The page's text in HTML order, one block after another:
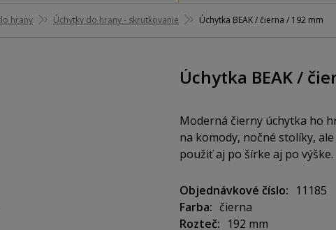
hrany Úchytky do hrany - skrutkovanie Úchytka BEAK / čierna / 192 mm
Úchytka BEAK /
Moderná čierny úchytka ho
na komody, nočné stolíky,
použiť aj po šírke aj po výške.
Objednávkové číslo
11185
Farba
čierna
Rozteč
192 mm